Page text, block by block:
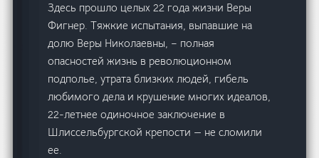
Здесь прошло целых 22 года жизни Веры
Фигнер. Тяжкие испытания, выпавшие на
долю Веры Николаевны, – полная
опасностей жизнь в революционном
подполье, утрата близких людей, гибель
любимого дела и крушение многих идеалов,
22-летнее одиночное заключение в
Шлиссельбургской крепости — не сломили
ее.